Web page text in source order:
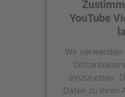
YouTube
Wir verwenden
einzubetten.
Daten zu Ihren